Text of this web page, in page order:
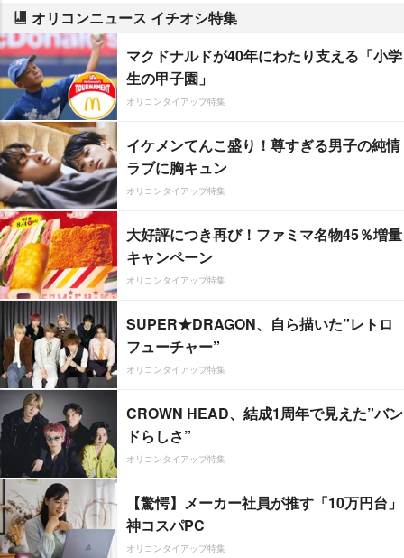
オリコンニュース イチオシ特集
マクドナルドが40年にわたり支える「小学
生の甲子園」
オリコンタイアップ特集
イケメンてんこ盛り！尊すぎる男子の純情
ラブに胸キュン
オリコンタイアップ特集
大好評につき再び！ファミマ名物45％増量
キャンペーン
オリコンタイアップ特集
SUPER★DRAGON、自ら描いた”レトロ
フューチャー”
オリコンタイアップ特集
CROWN HEAD、結成1周年で見えた”バン
ドらしさ”
オリコンタイアップ特集
【驚愕】メーカー社員が推す「10万円台」
神コスパPC
オリコンタイアップ特集